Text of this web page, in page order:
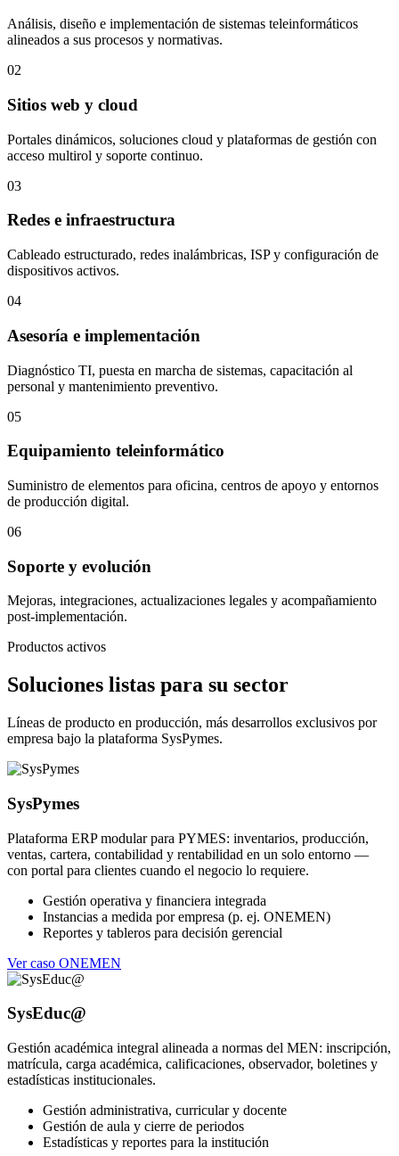
Análisis, diseño e implementación de sistemas teleinformáticos
alineados a sus procesos y normativas.
02
Sitios web y cloud
Portales dinámicos, soluciones cloud y plataformas de gestión con
acceso multirol y soporte continuo.
03
Redes e infraestructura
Cableado estructurado, redes inalámbricas, ISP y configuración de
dispositivos activos.
04
Asesoría e implementación
Diagnóstico TI, puesta en marcha de sistemas, capacitación al
personal y mantenimiento preventivo.
05
Equipamiento teleinformático
Suministro de elementos para oficina, centros de apoyo y entornos
de producción digital.
06
Soporte y evolución
Mejoras, integraciones, actualizaciones legales y acompañamiento
post-implementación.
Productos activos
Soluciones listas para su sector
Líneas de producto en producción, más desarrollos exclusivos por
empresa bajo la plataforma SysPymes.
SysPymes
Plataforma ERP modular para PYMES: inventarios, producción,
ventas, cartera, contabilidad y rentabilidad en un solo entorno —
con portal para clientes cuando el negocio lo requiere.
Gestión operativa y financiera integrada
Instancias a medida por empresa (p. ej. ONEMEN)
Reportes y tableros para decisión gerencial
Ver caso ONEMEN
SysEduc@
Gestión académica integral alineada a normas del MEN: inscripción,
matrícula, carga académica, calificaciones, observador, boletines y
estadísticas institucionales.
Gestión administrativa, curricular y docente
Gestión de aula y cierre de periodos
Estadísticas y reportes para la institución